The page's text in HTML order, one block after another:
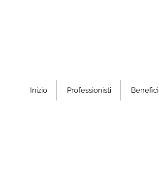
Inizio Professionisti Benefici